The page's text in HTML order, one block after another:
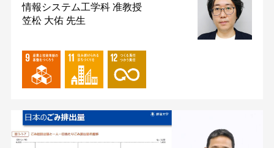
情報システム工学科 准教授
笠松 大佑 先生